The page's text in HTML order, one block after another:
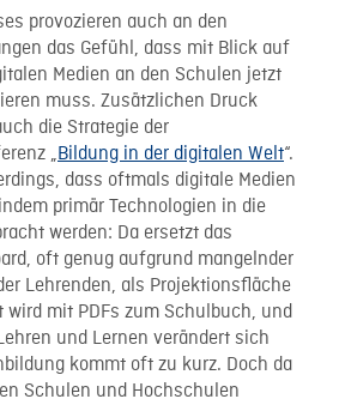
provozieren auch an den
das Gefühl, dass mit Blick auf
Medien an den Schulen jetzt
muss. Zusätzlichen Druck
die Strategie der
„Bildung in der digitalen Welt“.
dass oftmals digitale Medien
primär Technologien in die
werden: Da ersetzt das
oft genug aufgrund mangelnder
Lehrenden, als Projektionsfläche
wird mit PDFs zum Schulbuch, und
und Lernen verändert sich
kommt oft zu kurz. Doch da
Schulen und Hochschulen